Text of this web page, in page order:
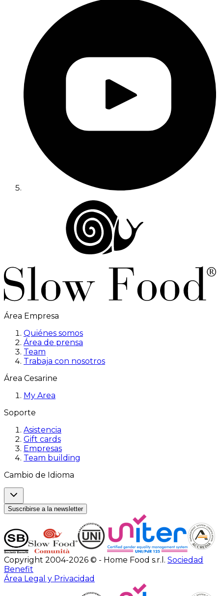
Área Empresa
Quiénes somos
Área de prensa
Team
Trabaja con nosotros
Área Cesarine
My Area
Soporte
Asistencia
Gift cards
Empresas
Team building
Cambio de Idioma
Suscribirse a la newsletter
Copyright 2004-2026 © - Home Food s.r.l. Sociedad
Benefit
Área Legal y Privacidad